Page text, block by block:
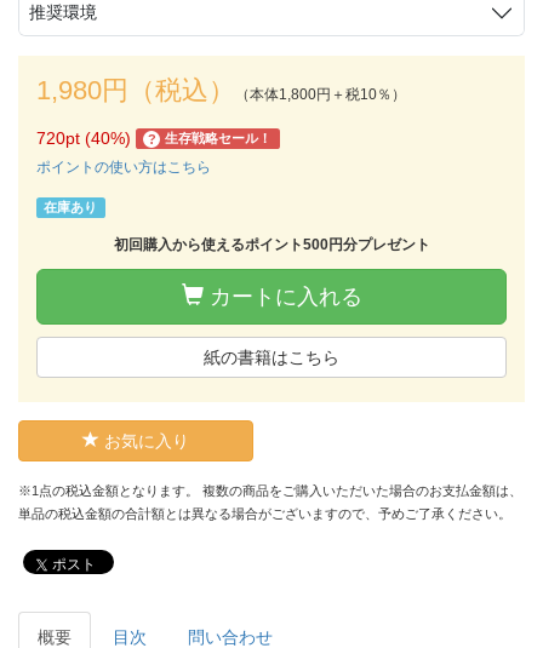
推奨環境
1,980円（税込） （本体1,800円＋税10％）
720pt (40%) ? 生存戦略セール！
ポイントの使い方はこちら
在庫あり
初回購入から使えるポイント500円分プレゼント
カートに入れる
紙の書籍はこちら
お気に入り
※1点の税込金額となります。 複数の商品をご購入いただいた場合のお支払金額は、
単品の税込金額の合計額とは異なる場合がございますので、予めご了承ください。
ポスト
概要 目次 問い合わせ